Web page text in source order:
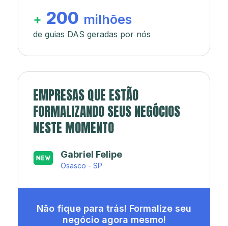
+ 200 milhões
de guias DAS geradas por nós
EMPRESAS QUE ESTÃO
FORMALIZANDO SEUS NEGÓCIOS
NESTE MOMENTO
Japa’s açaí e sorveteria
Rio de Janeiro - RJ
Não fique para trás! Formalize seu
negócio agora mesmo!